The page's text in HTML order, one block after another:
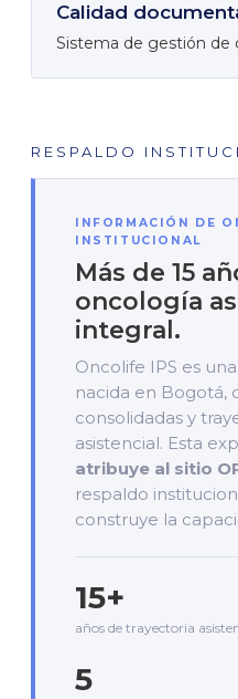
Calidad
Sistema de gestión de
RESPALDO
INFORMACIÓN DE
INSTITUCIONAL
Más de 15
oncología
integral.
Oncolife IPS es
nacida en Bogotá,
consolidadas y
asistencial. Esta
atribuye al sitio
respaldo
construye la
15+
años de trayectoria
5